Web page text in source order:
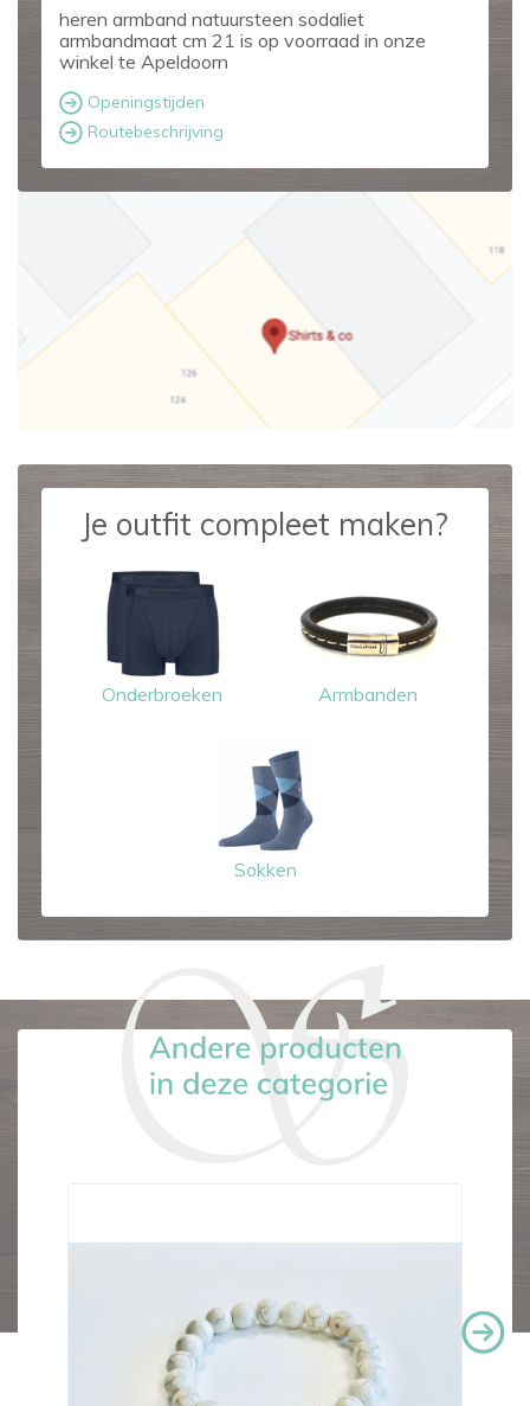
heren armband natuursteen sodaliet
armbandmaat cm 21 is op voorraad in onze
winkel te Apeldoorn
Openingstijden
Routebeschrijving
Je outfit compleet maken?
Onderbroeken Armbanden
Sokken